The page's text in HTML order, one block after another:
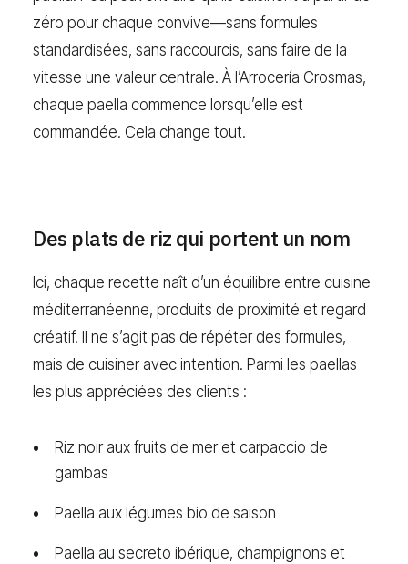
zéro pour chaque convive—sans formules
standardisées, sans raccourcis, sans faire de la
vitesse une valeur centrale. À l’Arrocería Crosmas,
chaque paella commence lorsqu’elle est
commandée. Cela change tout.
Des plats de riz qui portent un nom
Ici, chaque recette naît d’un équilibre entre cuisine
méditerranéenne, produits de proximité et regard
créatif. Il ne s’agit pas de répéter des formules,
mais de cuisiner avec intention. Parmi les paellas
les plus appréciées des clients :
Riz noir aux fruits de mer et carpaccio de
gambas
Paella aux légumes bio de saison
Paella au secreto ibérique, champignons et